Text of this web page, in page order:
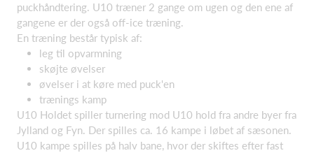
puckhåndtering. U10 træner 2 gange om ugen og den ene af
gangene er der også off-ice træning.
En træning består typisk af:
leg til opvarmning
skøjte øvelser
øvelser i at køre med puck'en
trænings kamp
U10 Holdet spiller turnering mod U10 hold fra andre byer fra
Jylland og Fyn. Der spilles ca. 16 kampe i løbet af sæsonen.
U10 kampe spilles på halv bane, hvor der skiftes efter fast